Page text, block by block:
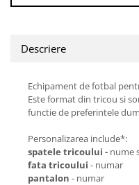
Descriere
Echipament de fotbal
Este format din tricou si
functie de preferintele
Personalizarea include*:
spatele tricoului - nume
fata tricoului - numar
pantalon - numar